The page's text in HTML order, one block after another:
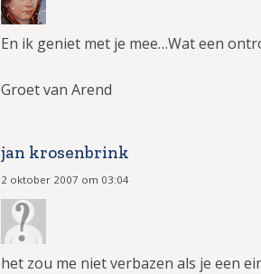
En ik geniet met je mee…Wat een
Groet van Arend
jan krosenbrink
2 oktober 2007 om 03:04
het zou me niet verbazen als je een